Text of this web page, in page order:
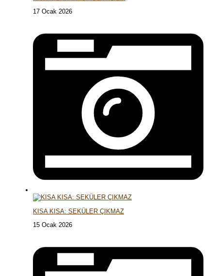
17 Ocak 2026
KISA KISA: SEKÜLER ÇIKMAZ
15 Ocak 2026